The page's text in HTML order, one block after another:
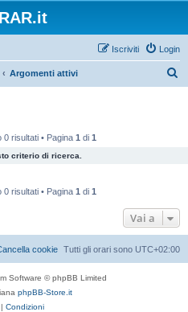
Login
Iscriviti
Argomenti attivi
risultati • Pagina 1 di 1
criterio di ricerca.
risultati • Pagina 1 di 1
Vai a
Tutti gli orari sono UTC+02:00
cookie
Software © phpBB Limited
phpBB-Store.it
| Condizioni